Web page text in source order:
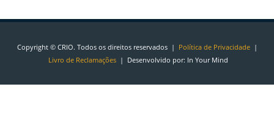
Copyright © CRIO. Todos os direitos reservados | Política de Privacidade|
Livro de Reclamações| Desenvolvido por: In Your Mind